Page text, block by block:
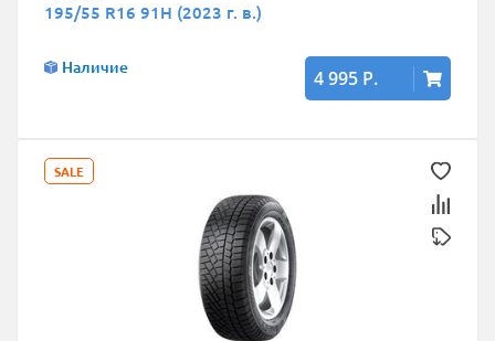
195/55 R16 91H (2023 г. в.)
Наличие 4 995 Р.
SALE